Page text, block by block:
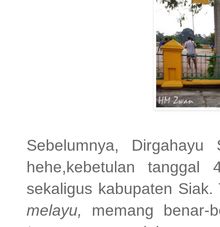
Sebelumnya,
hehe,kebetulan
sekaligus kabupaten
melayu, memang benar-